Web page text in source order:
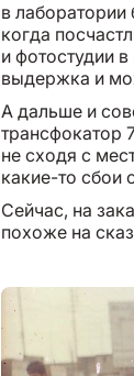
в
когда
и фотостудии
выдержка и
А дальше и
трансфокатор
не сходя с
какие-то сбои
Сейчас, на
похоже на